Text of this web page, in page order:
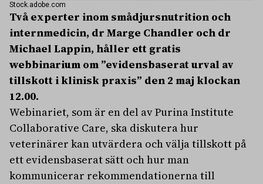
Stock.adobe.com
Två experter inom smådjursnutrition och
internmedicin, dr Marge Chandler och dr
Michael Lappin, håller ett gratis
webbinarium om ”evidensbaserat urval av
tillskott i klinisk praxis” den 2 maj klockan
12.00.
Webinariet, som är en del av Purina Institute
Collaborative Care, ska diskutera hur
veterinärer kan utvärdera och välja tillskott på
ett evidensbaserat sätt och hur man
kommunicerar rekommendationerna till